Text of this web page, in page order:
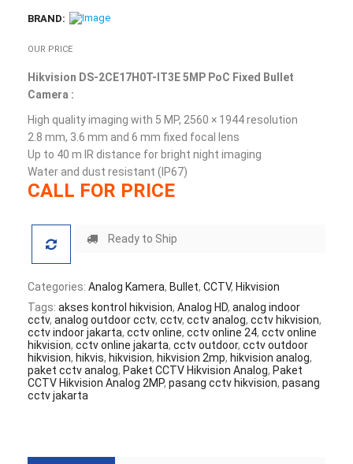
BRAND:
OUR PRICE
Hikvision DS-2CE17H0T-IT3E 5MP PoC Fixed Bullet
Camera :
High quality imaging with 5 MP, 2560 × 1944 resolution
2.8 mm, 3.6 mm and 6 mm fixed focal lens
Up to 40 m IR distance for bright night imaging
Water and dust resistant (IP67)
CALL FOR PRICE
Ready to Ship
Categories: Analog Kamera, Bullet, CCTV, Hikvision
Tags: akses kontrol hikvision, Analog HD, analog indoor
cctv, analog outdoor cctv, cctv, cctv analog, cctv hikvision,
cctv indoor jakarta, cctv online, cctv online 24, cctv online
hikvision, cctv online jakarta, cctv outdoor, cctv outdoor
hikvision, hikvis, hikvision, hikvision 2mp, hikvision analog,
paket cctv analog, Paket CCTV Hikvision Analog, Paket
CCTV Hikvision Analog 2MP, pasang cctv hikvision, pasang
cctv jakarta